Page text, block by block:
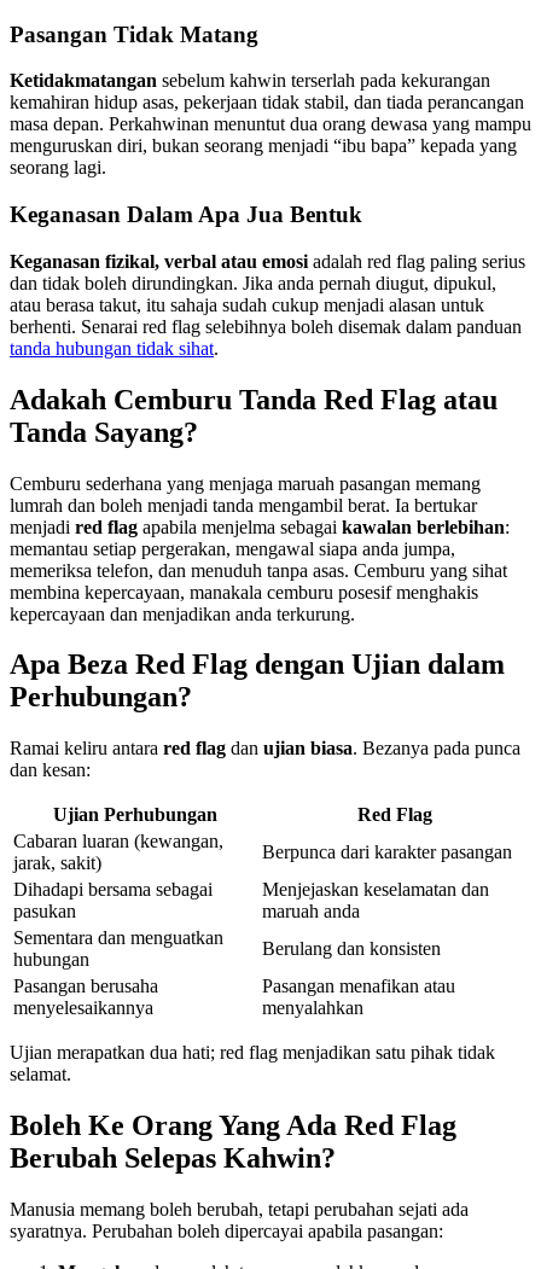
Pasangan Tidak Matang
Ketidakmatangan sebelum kahwin terserlah pada kekurangan
kemahiran hidup asas, pekerjaan tidak stabil, dan tiada perancangan
masa depan. Perkahwinan menuntut dua orang dewasa yang mampu
menguruskan diri, bukan seorang menjadi “ibu bapa” kepada yang
seorang lagi.
Keganasan Dalam Apa Jua Bentuk
Keganasan fizikal, verbal atau emosi adalah red flag paling serius
dan tidak boleh dirundingkan. Jika anda pernah diugut, dipukul,
atau berasa takut, itu sahaja sudah cukup menjadi alasan untuk
berhenti. Senarai red flag selebihnya boleh disemak dalam panduan
tanda hubungan tidak sihat.
Adakah Cemburu Tanda Red Flag atau
Tanda Sayang?
Cemburu sederhana yang menjaga maruah pasangan memang
lumrah dan boleh menjadi tanda mengambil berat. Ia bertukar
menjadi red flag apabila menjelma sebagai kawalan berlebihan:
memantau setiap pergerakan, mengawal siapa anda jumpa,
memeriksa telefon, dan menuduh tanpa asas. Cemburu yang sihat
membina kepercayaan, manakala cemburu posesif menghakis
kepercayaan dan menjadikan anda terkurung.
Apa Beza Red Flag dengan Ujian dalam
Perhubungan?
Ramai keliru antara red flag dan ujian biasa. Bezanya pada punca
dan kesan:
Ujian Perhubungan
Red Flag
Cabaran luaran (kewangan,
jarak, sakit)
Berpunca dari karakter pasangan
Dihadapi bersama sebagai
pasukan
Menjejaskan keselamatan dan
maruah anda
Sementara dan menguatkan
hubungan
Berulang dan konsisten
Pasangan berusaha
menyelesaikannya
Pasangan menafikan atau
menyalahkan
Ujian merapatkan dua hati; red flag menjadikan satu pihak tidak
selamat.
Boleh Ke Orang Yang Ada Red Flag
Berubah Selepas Kahwin?
Manusia memang boleh berubah, tetapi perubahan sejati ada
syaratnya. Perubahan boleh dipercayai apabila pasangan: